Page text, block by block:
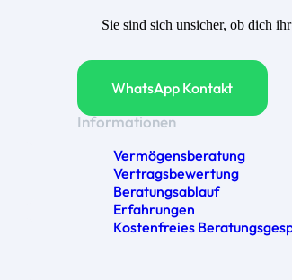
Sie sind sich unsicher, ob dich
WhatsApp Kontakt
Informationen
Vermögensberatung
Vertragsbewertung
Beratungsablauf
Erfahrungen
Kostenfreies